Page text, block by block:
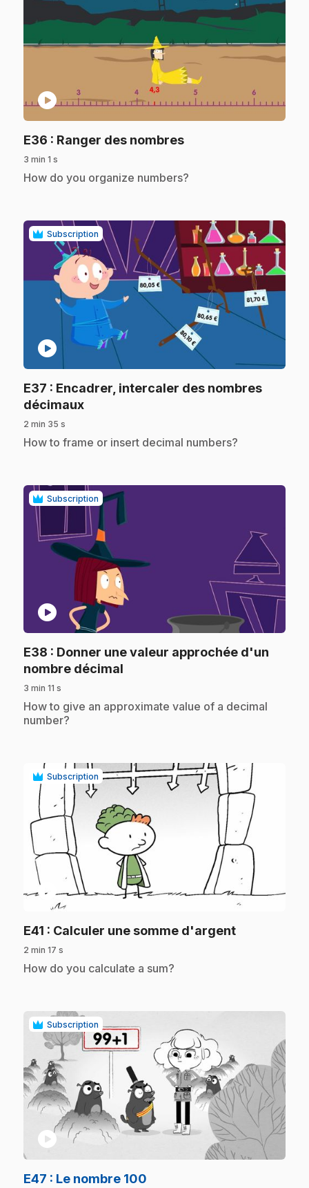
play_circle
E36 : Ranger des nombres.
3 min 1 s
.How do you organize numbers?
Subscription
play_circle
E37 : Encadrer, intercaler des nombres
décimaux.
2 min 35 s
.How to frame or insert decimal numbers?
Subscription
play_circle
E38 : Donner une valeur approchée d'un
nombre décimal
3 min 11 s
.How to give an approximate value of a decimal
number?
Subscription
play_circle
E41 : Calculer une somme d'argent.
2 min 17 s
.How do you calculate a sum?
Subscription
play_circle
E47 : Le nombre 100